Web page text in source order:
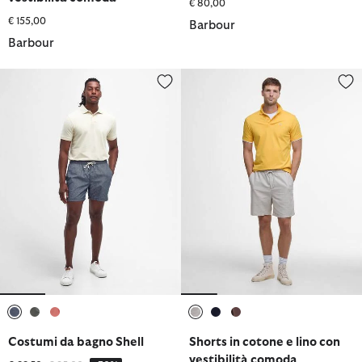
€ 155,00
Barbour
€ 80,00
Barbour
Costumi da bagno Shell
Costumi da bagno Shell
Shorts in cotone e lino con
Shorts in cotone e lino con
vestibilità comoda